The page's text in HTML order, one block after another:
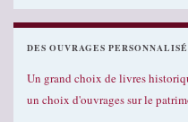
DES OUVRAGES
Un grand choix de livres
un choix d'ouvrages sur le